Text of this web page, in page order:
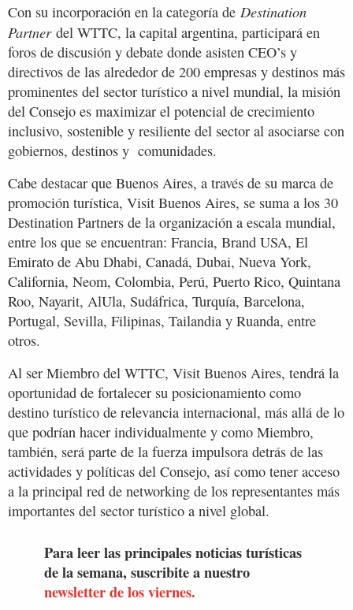
Con su incorporación en la categoría de Destination
Partnerdel WTTC, la capital argentina, participará en
foros de discusión y debate donde asisten CEO’s y
directivos de las alrededor de 200 empresas y destinos más
prominentes del sector turístico a nivel mundial, la misión
del Consejo es maximizar el potencial de crecimiento
inclusivo, sostenible y resiliente del sector al asociarse con
gobiernos, destinos y comunidades.
Cabe destacar que Buenos Aires, a través de su marca de
promoción turística, Visit Buenos Aires, se suma a los 30
Destination Partners de la organización a escala mundial,
entre los que se encuentran: Francia, Brand USA, El
Emirato de Abu Dhabi, Canadá, Dubai, Nueva York,
California, Neom, Colombia, Perú, Puerto Rico, Quintana
Roo, Nayarit, AlUla, Sudáfrica, Turquía, Barcelona,
Portugal, Sevilla, Filipinas, Tailandia y Ruanda, entre
otros.
Al ser Miembro del WTTC, Visit Buenos Aires, tendrá la
oportunidad de fortalecer su posicionamiento como
destino turístico de relevancia internacional, más allá de lo
que podrían hacer individualmente y como Miembro,
también, será parte de la fuerza impulsora detrás de las
actividades y políticas del Consejo, así como tener acceso
a la principal red de networking de los representantes más
importantes del sector turístico a nivel global.
Para leer las principales noticias turísticas
de la semana, suscribite a nuestro
newsletter de los viernes.